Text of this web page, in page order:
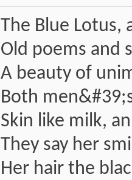
The Blue Lotus,
Old poems and
A beauty of
Both
Skin like milk,
They say her
Her hair the